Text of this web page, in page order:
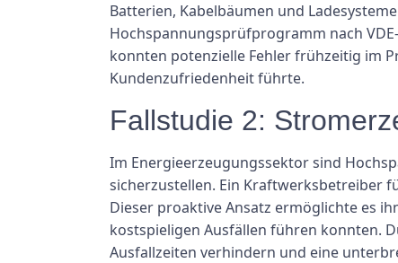
Batterien, Kabelbäumen und
Hochspannungsprüfprogramm nach
konnten potenzielle Fehler frühzeitig im
Kundenzufriedenheit führte.
Fallstudie 2:
Im Energieerzeugungssektor sind
sicherzustellen. Ein Kraftwerksbetreiber
Dieser proaktive Ansatz ermöglichte es
kostspieligen Ausfällen führen konnten.
Ausfallzeiten verhindern und eine